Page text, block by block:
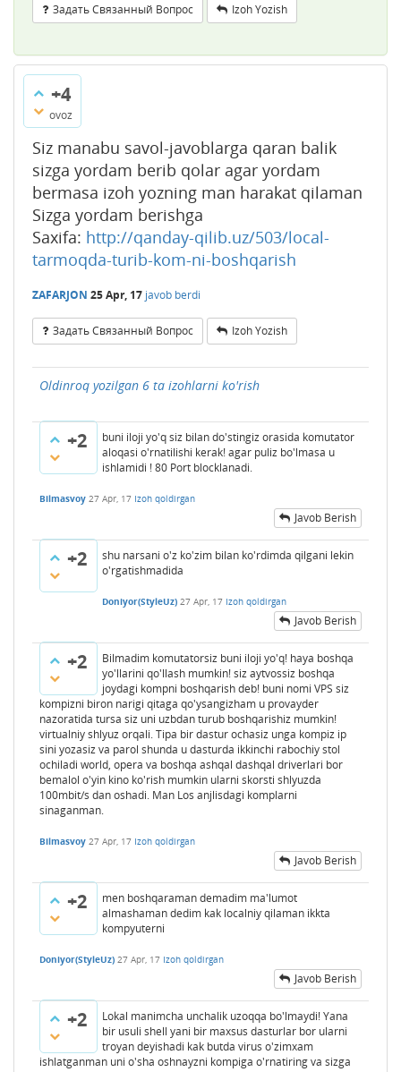
Задать Связанный Вопрос Izoh Yozish
+4
ovoz
Siz manabu savol-javoblarga qaran balik
sizga yordam berib qolar agar yordam
bermasa izoh yozning man harakat qilaman
Sizga yordam berishga
Saxifa: http://qanday-qilib.uz/503/local-
tarmoqda-turib-kom-ni-boshqarish
ZAFARJON 25 Apr, 17 javob berdi
Задать Связанный Вопрос Izoh Yozish
Oldinroq yozilgan 6 ta izohlarni ko'rish
+2
buni iloji yo'q siz bilan do'stingiz orasida komutator
aloqasi o'rnatilishi kerak! agar puliz bo'lmasa u
ishlamidi ! 80 Port blocklanadi.
Bilmasvoy 27 Apr, 17 Izoh qoldirgan
Javob Berish
+2
shu narsani o'z ko'zim bilan ko'rdimda qilgani lekin
o'rgatishmadida
Doniyor(StyleUz) 27 Apr, 17 Izoh qoldirgan
Javob Berish
+2
Bilmadim komutatorsiz buni iloji yo'q! haya boshqa
yo'llarini qo'llash mumkin! siz aytvossiz boshqa
joydagi kompni boshqarish deb! buni nomi VPS siz
kompizni biron narigi qitaga qo'ysangizham u provayder
nazoratida tursa siz uni uzbdan turub boshqarishiz mumkin!
virtualniy shlyuz orqali. Tipa bir dastur ochasiz unga kompiz ip
sini yozasiz va parol shunda u dasturda ikkinchi rabochiy stol
ochiladi world, opera va boshqa ashqal dashqal driverlari bor
bemalol o'yin kino ko'rish mumkin ularni skorsti shlyuzda
100mbit/s dan oshadi. Man Los anjlisdagi komplarni
sinaganman.
Bilmasvoy 27 Apr, 17 Izoh qoldirgan
Javob Berish
+2
men boshqaraman demadim ma'lumot
almashaman dedim kak localniy qilaman ikkta
kompyuterni
Doniyor(StyleUz) 27 Apr, 17 Izoh qoldirgan
Javob Berish
+2
Lokal manimcha unchalik uzoqqa bo'lmaydi! Yana
bir usuli shell yani bir maxsus dasturlar bor ularni
troyan deyishadi kak butda virus o'zimxam
ishlatganman uni o'sha oshnayzni kompiga o'rnatiring va sizga